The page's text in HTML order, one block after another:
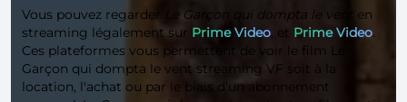
Vous pouvez regarder
Le Garçon qui dompta le vent
en
streaming légalement sur Prime Video, et Prime Video.
Ces plateformes vous permettent de voir le film Le
Garçon qui dompta le vent streaming VF soit à la
location, l'achat ou par le biais d'un abonnement